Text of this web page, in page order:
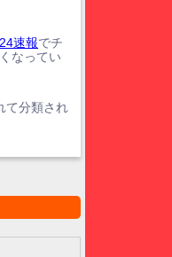
速報でチ
なってい
て分類され